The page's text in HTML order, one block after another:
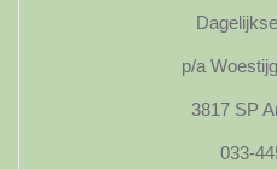
p/a
3817 SP
033-